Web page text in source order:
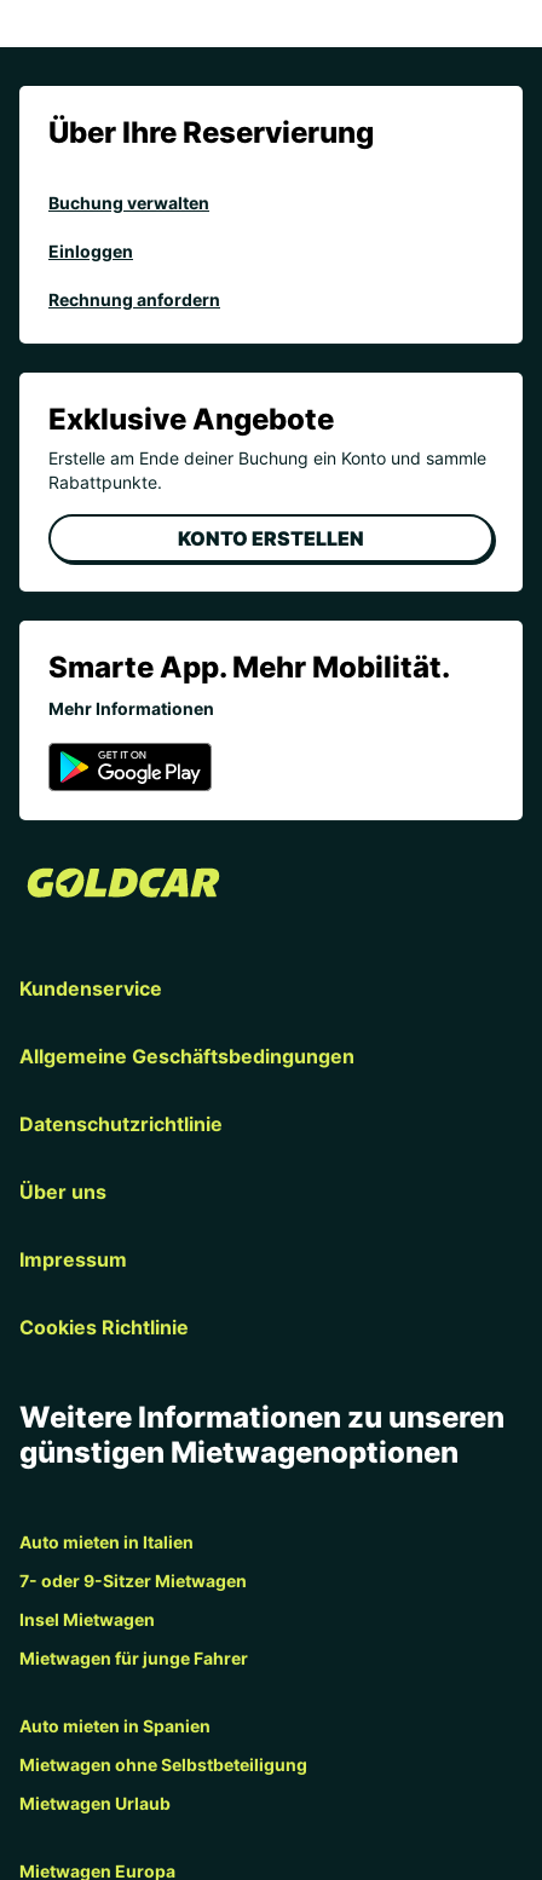
Über Ihre Reservierung
Buchung verwalten
Einloggen
Rechnung anfordern
Exklusive Angebote
Erstelle am Ende deiner Buchung ein Konto und sammle
Rabattpunkte.
KONTO ERSTELLEN
Smarte App. Mehr Mobilität.
Mehr Informationen
Kundenservice
Allgemeine Geschäftsbedingungen
Datenschutzrichtlinie
Über uns
Impressum
Cookies Richtlinie
Weitere Informationen zu unseren
günstigen Mietwagenoptionen
Auto mieten in Italien
7- oder 9-Sitzer Mietwagen
Insel Mietwagen
Mietwagen für junge Fahrer
Auto mieten in Spanien
Mietwagen ohne Selbstbeteiligung
Mietwagen Urlaub
Mietwagen Europa